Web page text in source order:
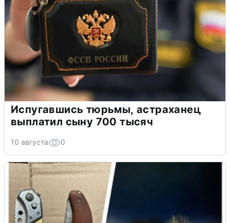
Испугавшись тюрьмы, астраханец
выплатил сыну 700 тысяч
10 августа 0